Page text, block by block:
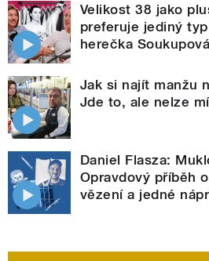
Velikost 38 jako
preferuje jediný
herečka Soukupová
Jak si najít manžu
Jde to, ale nelze
Daniel Flasza:
Opravdový příběh
vězení a jedné